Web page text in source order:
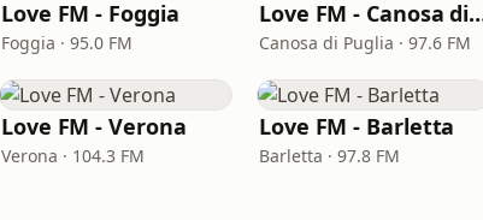
Love FM - Foggia
Foggia · 95.0 FM
Love FM -
Canosa di Puglia · 97.6 FM
Love FM - Verona
Verona · 104.3 FM
Love FM - Barletta
Barletta · 97.8 FM